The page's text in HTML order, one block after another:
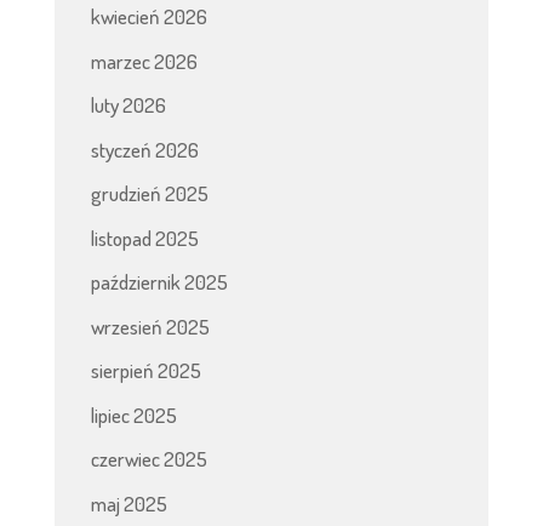
kwiecień 2026
marzec 2026
luty 2026
styczeń 2026
grudzień 2025
listopad 2025
październik 2025
wrzesień 2025
sierpień 2025
lipiec 2025
czerwiec 2025
maj 2025